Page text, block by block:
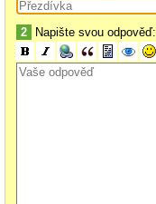
2 Napište svou odpověď: